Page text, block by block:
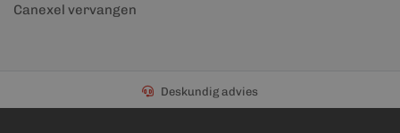
Canexel vervangen
Deskundig advies